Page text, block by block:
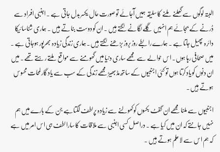
البتہ لوگوں سے گھلنے ملنے کا سلیقہ ہمیں آجائے تو صورت حال یکسر بدل جاتی ہے ۔ اجنبی افراد سے
ڈرنے کے بجائے ہم انہیں گلے لگانے لگتے ہیں ۔ ان کو دوست بناتے ہیں ۔ ہماری شناسائیکا
دائرہ پھیل جاتا ہے ۔ ہمارے رابطے روز بروز بڑھنے لگتے ہیں۔ہماری زندگی زیادہ بھرپور ہوجاتی ہے ۔
میں صحافی رہا ہوں۔ اس حوالے سے مجھے ساری دنیا میں گھومنے سے مواقع ملتے رہتے تھے۔ میں
ان دنوں کو یاد کرتا ہوں تو کئی اجنبیوں کے ساتھ مڈبھیڑ مجھے زندگی کے سب سے یادگار لمحات محسوس
ہوتے ہیں۔
اجنبیوں سے ملنا مجھے ان گفٹ بکسوں کو کھولنے سے زیادہ پرلطف لگتاہے جن کے بارے میں ہم
نہیں جانتے کہ ان میں کیا ہے ۔ دراصل کسی اجنبی سے ملاقات کا سارا لطف ہی اس امر میں ہے
کہ ہم اس سے لاعلم ہوتے ہیں ۔